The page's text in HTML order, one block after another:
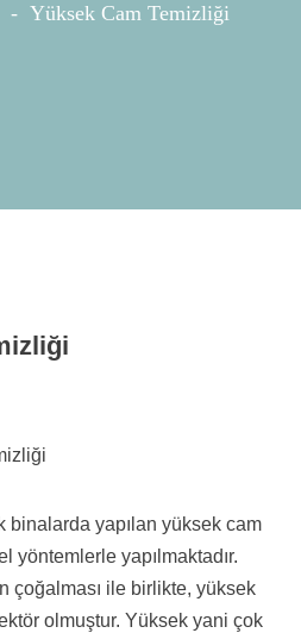
- Yüksek Cam Temizliği
binalarda yapılan yüksek cam
yöntemlerle yapılmaktadır.
çoğalması ile birlikte, yüksek
olmuştur. Yüksek yani çok